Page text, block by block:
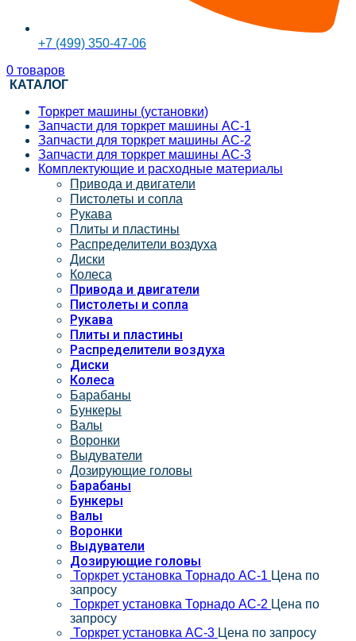
+7 (499) 350-47-06
0 товаров
КАТАЛОГ
Торкрет машины (установки)
Запчасти для торкрет машины АС-1
Запчасти для торкрет машины АС-2
Запчасти для торкрет машины АС-3
Комплектующие и расходные материалы
Привода и двигатели
Пистолеты и сопла
Рукава
Плиты и пластины
Распределители воздуха
Диски
Колеса
Привода и двигатели
Пистолеты и сопла
Рукава
Плиты и пластины
Распределители воздуха
Диски
Колеса
Барабаны
Бункеры
Валы
Воронки
Выдуватели
Дозирующие головы
Барабаны
Бункеры
Валы
Воронки
Выдуватели
Дозирующие головы
Торкрет установка Торнадо АС-1 Цена по
запросу
Торкрет установка Торнадо АС-2 Цена по
запросу
Торкрет установка АС-3 Цена по запросу